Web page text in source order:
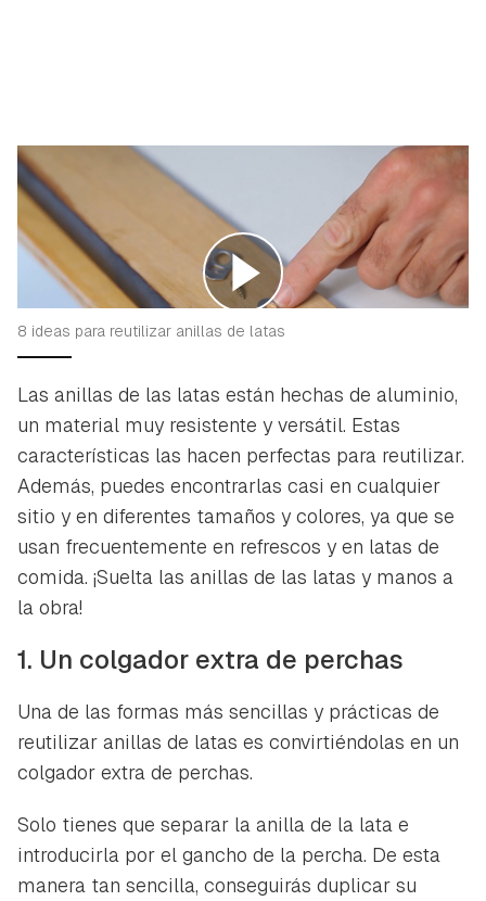
8 ideas para reutilizar anillas de latas
Las anillas de las latas están hechas de aluminio,
un material muy resistente y versátil. Estas
características las hacen perfectas para reutilizar.
Además, puedes encontrarlas casi en cualquier
sitio y en diferentes tamaños y colores, ya que se
usan frecuentemente en refrescos y en latas de
comida. ¡Suelta las anillas de las latas y manos a
la obra!
1. Un colgador extra de perchas
Una de las formas más sencillas y prácticas de
reutilizar anillas de latas es convirtiéndolas en un
colgador extra de perchas.
Solo tienes que separar la anilla de la lata e
introducirla por el gancho de la percha. De esta
manera tan sencilla, conseguirás duplicar su